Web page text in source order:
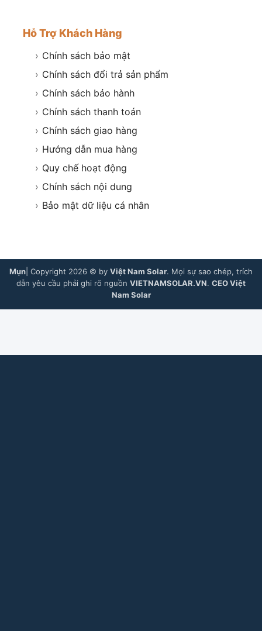
Hỗ Trợ Khách Hàng
› Chính sách bảo mật
› Chính sách đổi trả sản phẩm
› Chính sách bảo hành
› Chính sách thanh toán
› Chính sách giao hàng
› Hướng dẫn mua hàng
› Quy chế hoạt động
› Chính sách nội dung
› Bảo mật dữ liệu cá nhân
Mụn | Copyright 2026 © by Việt Nam Solar. Mọi sự sao chép, trích
dẫn yêu cầu phải ghi rõ nguồn VIETNAMSOLAR.VN. CEO Việt
Nam Solar